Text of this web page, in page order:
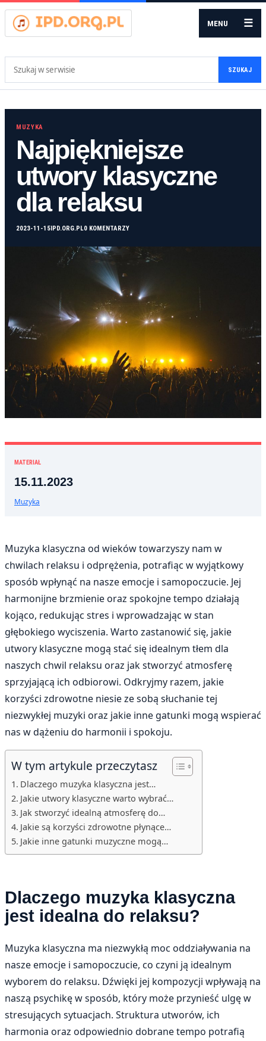
MENU ☰
SZUKAJ
MUZYKA
Najpiękniejsze
utwory klasyczne
dla relaksu
2023-11-15 IPD.ORG.PL0 KOMENTARZY
MATERIAŁ
15.11.2023
Muzyka
Muzyka klasyczna od wieków towarzyszy nam w
chwilach relaksu i odprężenia, potrafiąc w wyjątkowy
sposób wpłynąć na nasze emocje i samopoczucie. Jej
harmonijne brzmienie oraz spokojne tempo działają
kojąco, redukując stres i wprowadzając w stan
głębokiego wyciszenia. Warto zastanowić się, jakie
utwory klasyczne mogą stać się idealnym tłem dla
naszych chwil relaksu oraz jak stworzyć atmosferę
sprzyjającą ich odbiorowi. Odkryjmy razem, jakie
korzyści zdrowotne niesie ze sobą słuchanie tej
niezwykłej muzyki oraz jakie inne gatunki mogą wspierać
nas w dążeniu do harmonii i spokoju.
W tym artykule przeczytasz
Dlaczego muzyka klasyczna jest…
Jakie utwory klasyczne warto wybrać…
Jak stworzyć idealną atmosferę do…
Jakie są korzyści zdrowotne płynące…
Jakie inne gatunki muzyczne mogą…
Dlaczego muzyka klasyczna
jest idealna do relaksu?
Muzyka klasyczna ma niezwykłą moc oddziaływania na
nasze emocje i samopoczucie, co czyni ją idealnym
wyborem do relaksu. Dźwięki jej kompozycji wpływają na
naszą psychikę w sposób, który może przynieść ulgę w
stresujących sytuacjach. Struktura utworów, ich
harmonia oraz odpowiednio dobrane tempo potrafią